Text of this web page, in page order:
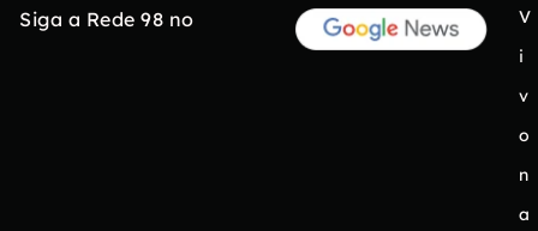
Siga a Rede 98 no
V
i
v
o
n
a